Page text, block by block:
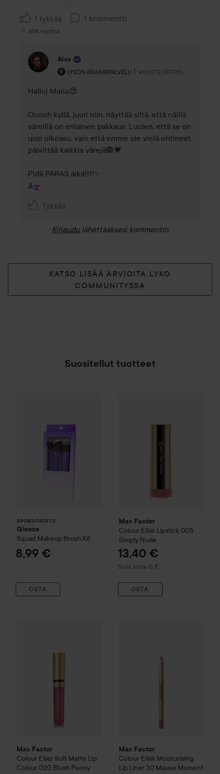
1 tykkää 1 kommentti
454 näyttöä
Alva
LYKON ASIAKASPALVELU
Käyttäjän rooli: Lykon asiakaspalvelu .
1 vuotta sitten
Kommentti lisättiin 1
Halloj Maria😍
Ooooh kyllä, juuri niin, näyttää siltä, että näillä
väreillä on erilainen pakkaus. Luulen, että se on
uusi ulkoasu, vain että emme ole vielä ehtineet
päivittää kaikkia värejä🙈💗
Pidä PARAS aika!!!!✨
Tykkää
Kirjaudu lähettääksesi kommentin
KATSO LISÄÄ ARVIOITA LYKO
COMMUNITYSSA
Suositellut tuotteet
SPONSOROITU
Gleeze
Squad Makeup Brush Kit
8,99 €
OSTA
Max Factor
Colour Elixir Lipstick 005
Simply Nude
13,40 €
Suos. hinta 16 €
Suositeltu hinta 16 €
OSTA
Max Factor
Colour Elixir Soft Matte Lip
Colour 020 Blush Peony
Max Factor
Colour Elixir Moisturising
Lip Liner 30 Mauve Moment